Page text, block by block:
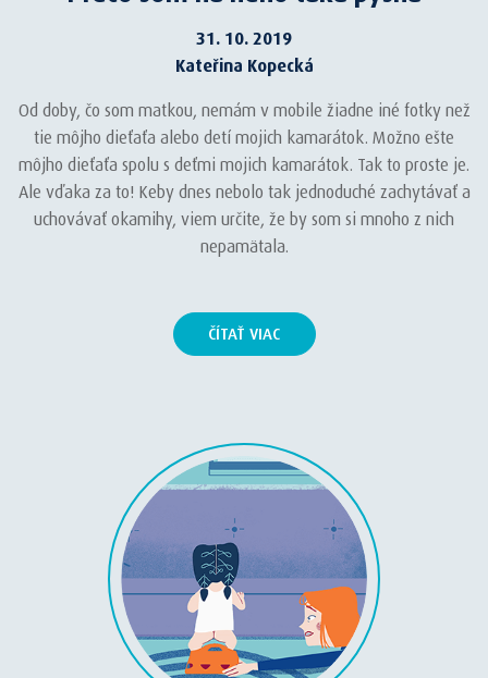
31. 10. 2019
Kateřina Kopecká
Od doby, čo som matkou, nemám v mobile žiadne iné fotky než
tie môjho dieťaťa alebo detí mojich kamarátok. Možno ešte
môjho dieťaťa spolu s deťmi mojich kamarátok. Tak to proste je.
Ale vďaka za to! Keby dnes nebolo tak jednoduché zachytávať a
uchovávať okamihy, viem určite, že by som si mnoho z nich
nepamätala.
ČÍTAŤ VIAC